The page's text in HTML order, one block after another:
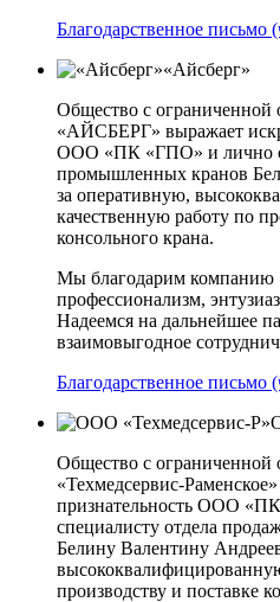
Благодарственное письмо
«Айсберг»
Общество с ограниченной
«АЙСБЕРГ» выражает
ООО «ПК «ГПО» и лично
промышленных кранов
за оперативную,
качественную работу по
консольного крана.
Мы благодарим
профессионализм,
Надеемся на дальнейшее
взаимовыгодное
Благодарственное письмо
Общество с ограниченной
«Техмедсервис-
признательность ООО
специалисту отдела
Белину Валентину
производству и поставке